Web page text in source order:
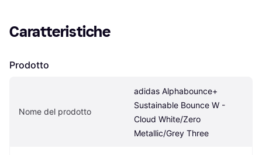
Caratteristiche
Prodotto
Nome del prodotto
adidas Alphabounce+
Sustainable Bounce W -
Cloud White/Zero
Metallic/Grey Three